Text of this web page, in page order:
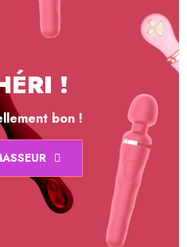
!
bon !